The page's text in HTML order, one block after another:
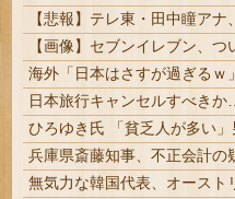
【画像】セブンイレブン、
兵庫県斎藤知事、不正会計の